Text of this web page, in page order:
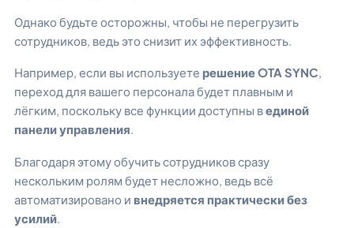
Однако будьте осторожны, чтобы не перегрузить
сотрудников, ведь это снизит их эффективность.
Например, если вы используете решение OTA SYNC,
переход для вашего персонала будет плавным и
лёгким, поскольку все функции доступны вединой
панели управления.
Благодаря этому обучить сотрудников сразу
нескольким ролям будет несложно, ведь всё
автоматизировано и внедряется практически без
усилий